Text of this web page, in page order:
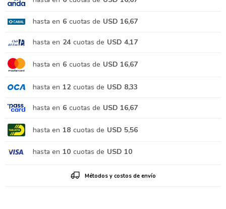
hasta en 6 cuotas de USD 16,67
hasta en 24 cuotas de USD 4,17
hasta en 6 cuotas de USD 16,67
hasta en 12 cuotas de USD 8,33
hasta en 6 cuotas de USD 16,67
hasta en 18 cuotas de USD 5,56
hasta en 10 cuotas de USD 10
Métodos y costos de envío